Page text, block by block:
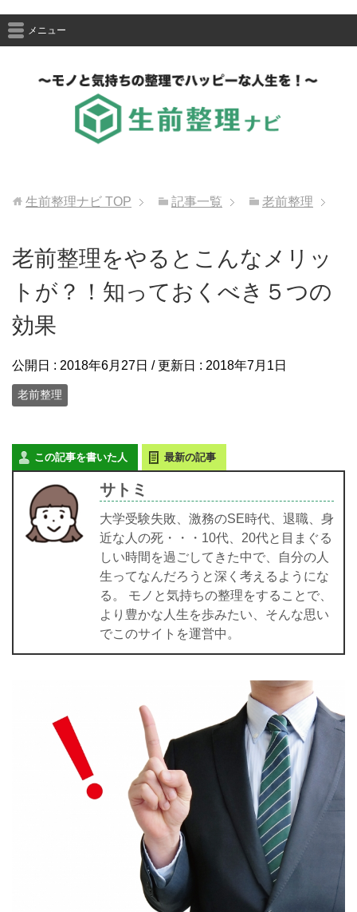
メニュー
生前整理ナビ TOP 記事一覧 老前整理
老前整理をやるとこんなメリッ
トが？！知っておくべき５つの
効果
公開日 : 2018年6月27日 / 更新日 : 2018年7月1日
老前整理
この記事を書いた人 最新の記事
サトミ
大学受験失敗、激務のSE時代、退職、身
近な人の死・・・10代、20代と目まぐる
しい時間を過ごしてきた中で、自分の人
生ってなんだろうと深く考えるようにな
る。 モノと気持ちの整理をすることで、
より豊かな人生を歩みたい、そんな思い
でこのサイトを運営中。